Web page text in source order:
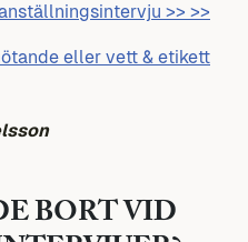
>> >>
eller vett & etikett
BORT VID